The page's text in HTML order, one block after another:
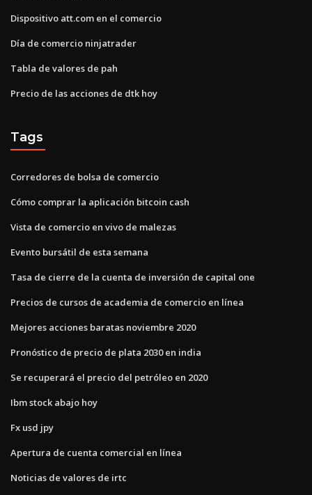
Dispositivo att.com en el comercio
Día de comercio ninjatrader
Tabla de valores de pah
Precio de las acciones de dtk hoy
Tags
Corredores de bolsa de comercio
Cómo comprar la aplicación bitcoin cash
Vista de comercio en vivo de malezas
Evento bursátil de esta semana
Tasa de cierre de la cuenta de inversión de capital one
Precios de cursos de academia de comercio en línea
Mejores acciones baratas noviembre 2020
Pronóstico de precio de plata 2030 en india
Se recuperará el precio del petróleo en 2020
Ibm stock abajo hoy
Fx usd jpy
Apertura de cuenta comercial en línea
Noticias de valores de irtc